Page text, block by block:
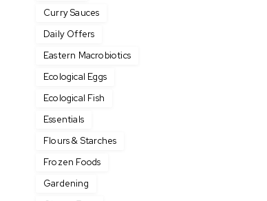
Curry Sauces
Daily Offers
Eastern Macrobiotics
Ecological Eggs
Ecological Fish
Essentials
Flours & Starches
Frozen Foods
Gardening